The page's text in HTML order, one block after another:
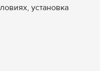
установка